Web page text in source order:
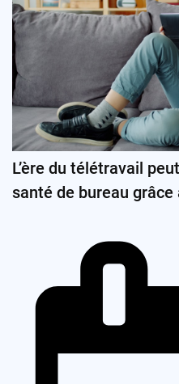
L’ère du télétravail
santé de bureau